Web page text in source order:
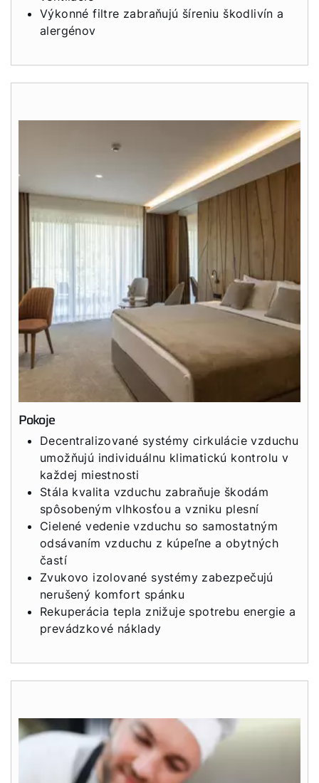
Výkonné filtre zabraňujú šíreniu škodlivín a
alergénov
Pokoje
Decentralizované systémy cirkulácie vzduchu
umožňujú individuálnu klimatickú kontrolu v
každej miestnosti
Stála kvalita vzduchu zabraňuje škodám
spôsobeným vlhkosťou a vzniku plesní
Cielené vedenie vzduchu so samostatným
odsávaním vzduchu z kúpeľne a obytných
častí
Zvukovo izolované systémy zabezpečujú
nerušený komfort spánku
Rekuperácia tepla znižuje spotrebu energie a
prevádzkové náklady
Dôležité odkazy
Kontakty